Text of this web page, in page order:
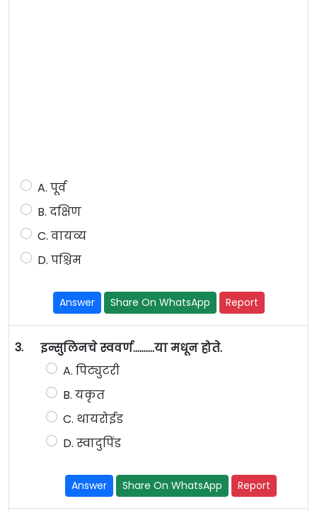
A. पूर्व
B. दक्षिण
C. वायव्य
D. पश्चिम
Answer Share On WhatsApp Report
3.
इन्सुलिनचे स्ववर्ण……….या मधून होते.
A. पिट्युटरी
B. यकृत
C. थायरोईड
D. स्वादुपिंड
Answer Share On WhatsApp Report